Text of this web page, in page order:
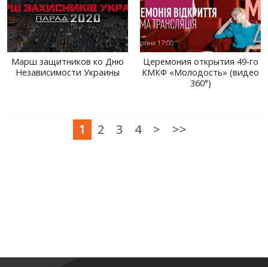
Марш защитников ко Дню
Независимости Украины
Церемония открытия 49-го
КМКФ «Молодость» (видео
360°)
1 2 3 4 > >>